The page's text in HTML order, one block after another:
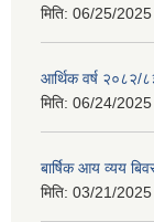
मिति: 06/25/
आर्थिक वर्ष २०८२/
मिति: 06/24/
बार्षिक आय व्यय
मिति: 03/21/